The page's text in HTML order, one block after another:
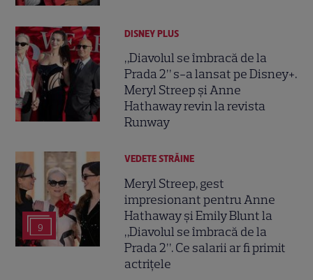
DISNEY PLUS
„Diavolul se îmbracă de la
Prada 2” s-a lansat pe Disney+.
Meryl Streep și Anne
Hathaway revin la revista
Runway
9
VEDETE STRĂINE
Meryl Streep, gest
impresionant pentru Anne
Hathaway și Emily Blunt la
„Diavolul se îmbracă de la
Prada 2”. Ce salarii ar fi primit
actrițele